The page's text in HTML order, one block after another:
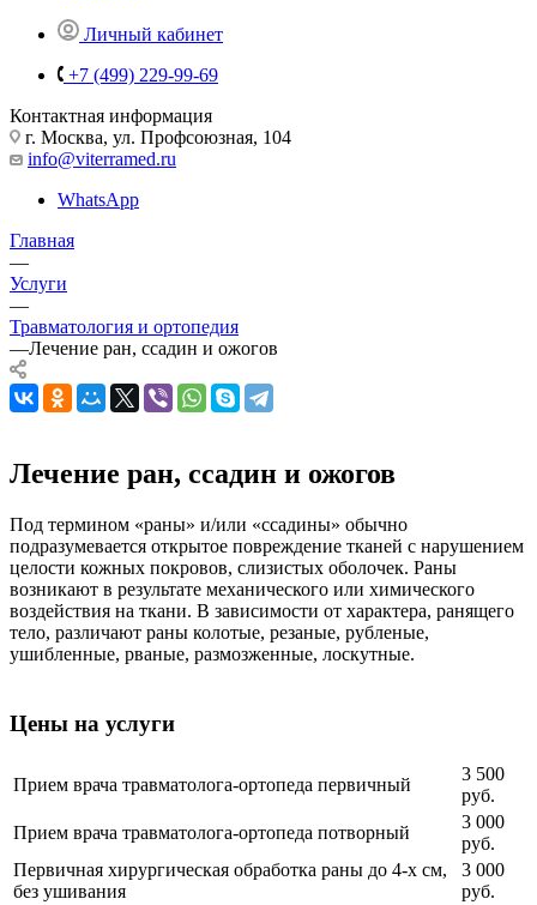
Личный кабинет
+7 (499) 229-99-69
Контактная информация
г. Москва, ул. Профсоюзная, 104
info@viterramed.ru
WhatsApp
Главная
—
Услуги
—
Травматология и ортопедия
—Лечение ран, ссадин и ожогов
Лечение ран, ссадин и ожогов
Под термином «раны» и/или «ссадины» обычно
подразумевается открытое повреждение тканей с нарушением
целости кожных покровов, слизистых оболочек. Раны
возникают в результате механического или химического
воздействия на ткани. В зависимости от характера, ранящего
тело, различают раны колотые, резаные, рубленые,
ушибленные, рваные, размозженные, лоскутные.
Цены на услуги
Прием врача травматолога-ортопеда первичный
3 500
руб.
Прием врача травматолога-ортопеда потворный
3 000
руб.
Первичная хирургическая обработка раны до 4-х см,
без ушивания
3 000
руб.